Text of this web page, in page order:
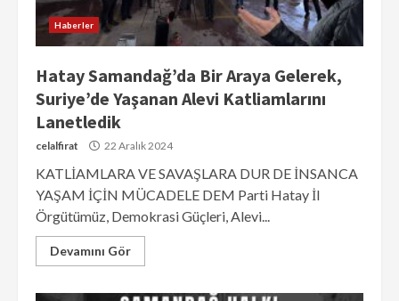
Haberler
Hatay Samandağ’da Bir Araya Gelerek,
Suriye’de Yaşanan Alevi Katliamlarını
Lanetledik
celalfirat 22 Aralık 2024
KATLİAMLARA VE SAVAŞLARA DUR DE İNSANCA
YAŞAM İÇİN MÜCADELE DEM Parti Hatay İl
Örgütümüz, Demokrasi Güçleri, Alevi...
Devamını Gör